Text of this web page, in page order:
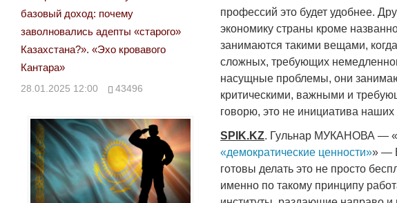
профессий это будет удобнее.
экономику страны кроме
занимаются такими вещами,
сложных, требующих
насущные проблемы, они
критическими, важными и
говорю, это не инициатива
SPIK.KZ. Гульнар МУКАНОВА — «
«демократические ценности»» —
готовы делать это не просто
именно по такому принципу
базовый доход: почему
заволновались адепты «старого»
Казахстана?». «Эхо кровавого
Кантара»
28.01.2025 12:00 43496